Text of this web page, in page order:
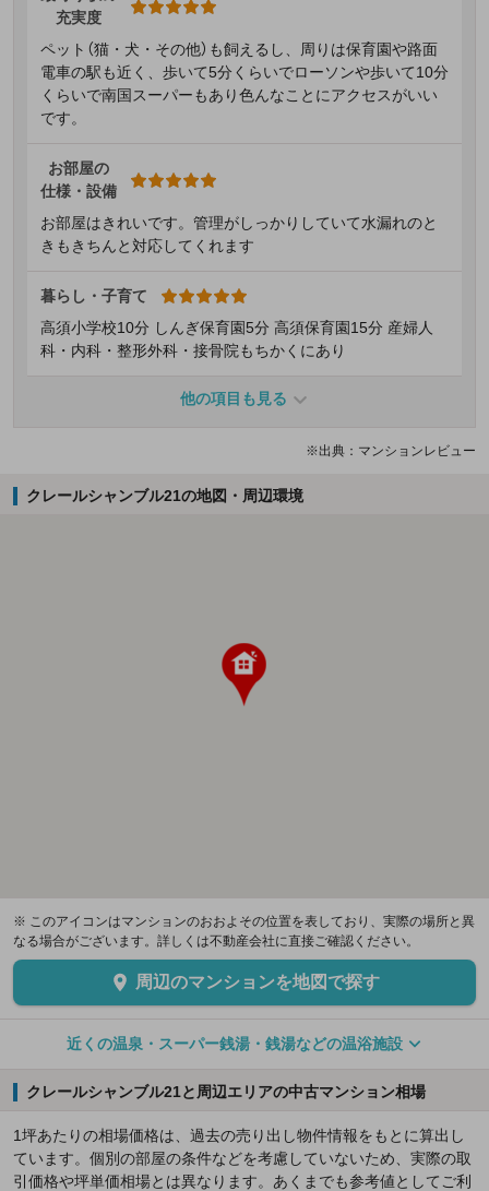
充実度
ペット（猫・犬・その他）も飼えるし、周りは保育園や路面
電車の駅も近く、歩いて5分くらいでローソンや歩いて10分
くらいで南国スーパーもあり色んなことにアクセスがいい
です。
お部屋の
仕様・設備
お部屋はきれいです。管理がしっかりしていて水漏れのと
きもきちんと対応してくれます
暮らし・子育て
高須小学校10分 しんぎ保育園5分 高須保育園15分 産婦人
科・内科・整形外科・接骨院もちかくにあり
他の項目も見る
※出典：マンションレビュー
クレールシャンブル21の地図・周辺環境
※ このアイコンはマンションのおおよその位置を表しており、実際の場所と異
なる場合がございます。詳しくは不動産会社に直接ご確認ください。
周辺のマンションを地図で探す
近くの温泉・スーパー銭湯・銭湯などの温浴施設
クレールシャンブル21と周辺エリアの中古マンション相場
1坪あたりの相場価格は、過去の売り出し物件情報をもとに算出し
ています。個別の部屋の条件などを考慮していないため、実際の取
引価格や坪単価相場とは異なります。あくまでも参考値としてご利